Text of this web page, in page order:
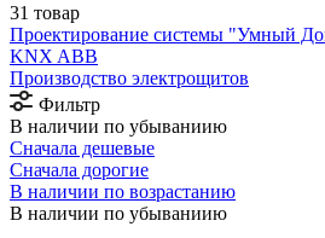
31 товар
Проектирование системы "Умный
⁠KNX ABB
Производство электрощитов
Фильтр
В наличии по убываниию
Сначала дешевые
Сначала дорогие
В наличии по возрастанию
В наличии по убываниию